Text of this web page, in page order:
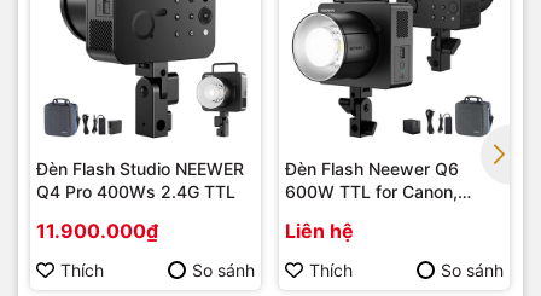
Đèn Flash Studio NEEWER
Q4 Pro 400Ws 2.4G TTL
11.900.000₫
Thích So sánh
Đèn Flash Neewer Q6
600W TTL for Canon,
Liên hệ
Thích So sánh